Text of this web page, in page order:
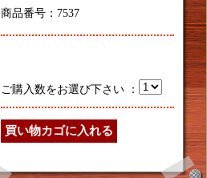
商品番号：7537
ご購入数をお選び下さい ：